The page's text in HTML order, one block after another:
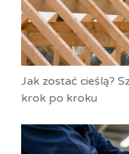
Jak zostać cieślą?
krok po kroku